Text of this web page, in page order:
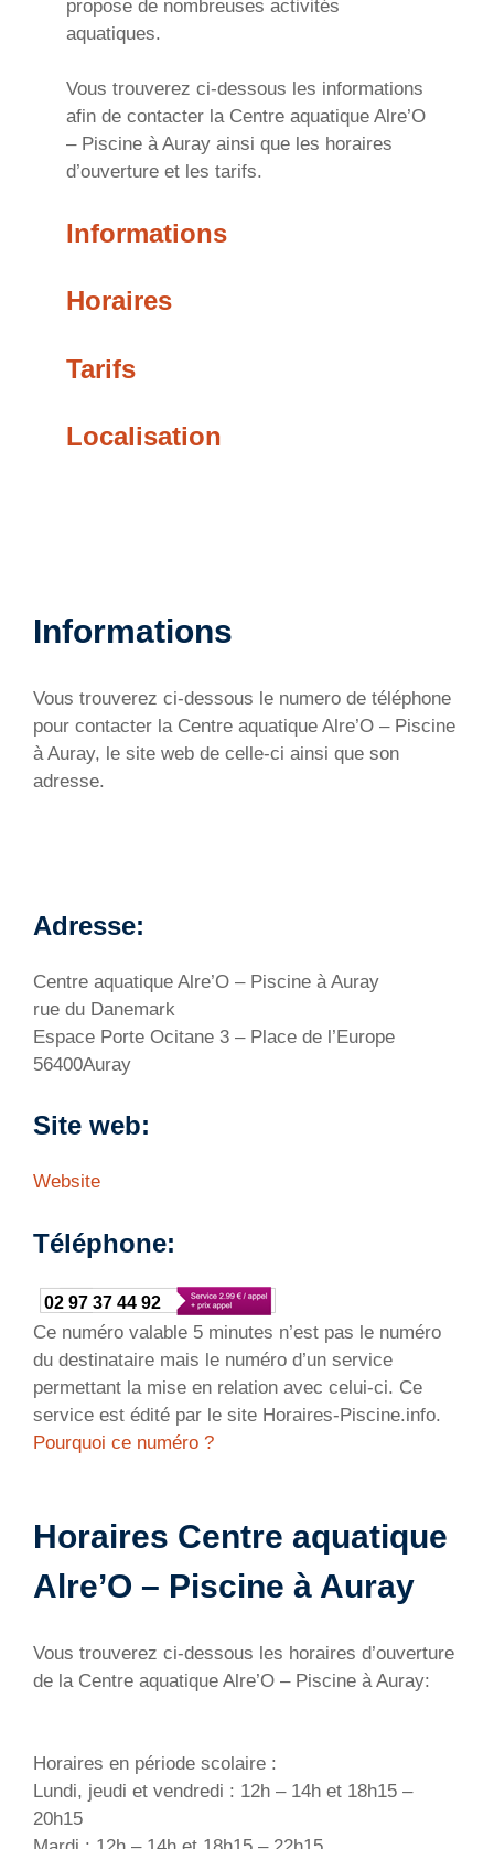
propose de nombreuses activités
aquatiques.
Vous trouverez ci-dessous les informations
afin de contacter la Centre aquatique Alre’O
– Piscine à Auray ainsi que les horaires
d’ouverture et les tarifs.
Informations
Horaires
Tarifs
Localisation
Informations
Vous trouverez ci-dessous le numero de téléphone
pour contacter la Centre aquatique Alre’O – Piscine
à Auray, le site web de celle-ci ainsi que son
adresse.
Adresse:
Centre aquatique Alre’O – Piscine à Auray
rue du Danemark
Espace Porte Ocitane 3 – Place de l’Europe
56400Auray
Site web:
Website
Téléphone:
02 97 37 44 92
Ce numéro valable 5 minutes n’est pas le numéro
du destinataire mais le numéro d’un service
permettant la mise en relation avec celui-ci. Ce
service est édité par le site Horaires-Piscine.info.
Pourquoi ce numéro ?
Horaires Centre aquatique
Alre’O – Piscine à Auray
Vous trouverez ci-dessous les horaires d’ouverture
de la Centre aquatique Alre’O – Piscine à Auray:
Horaires en période scolaire :
Lundi, jeudi et vendredi : 12h – 14h et 18h15 –
20h15